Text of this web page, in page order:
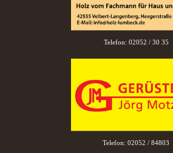
Telefon: 02052 / 30 35
Telefon: 02052 / 84803